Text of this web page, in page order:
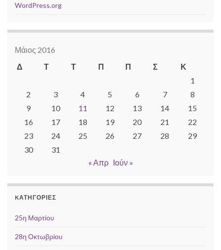
WordPress.org
Μάιος 2016
Δ
Τ Τ Π Π Σ
Κ
1
2
3 4 5 6 7
8
9
10 11 12 13 14
15
16
17 18 19 20 21
22
23
24 25 26 27 28
29
30
31
« Απρ Ιούν »
KΑΤΗΓΟΡΊΕΣ
25η Μαρτίου
28η Οκτωβρίου